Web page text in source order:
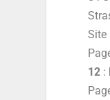
Site
12 :